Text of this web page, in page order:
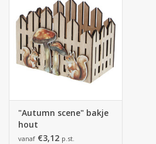
"Autumn scene" bakje
hout
vanaf €3,12 p.st.